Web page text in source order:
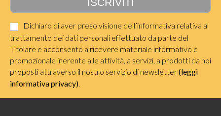
Dichiaro di aver preso visione dell’informativa relativa al
trattamento dei dati personali effettuato da parte del
Titolare e acconsento a ricevere materiale informativo e
promozionale inerente alle attività, a servizi, a prodotti da noi
proposti attraverso il nostro servizio di newsletter(leggi
informativa privacy)